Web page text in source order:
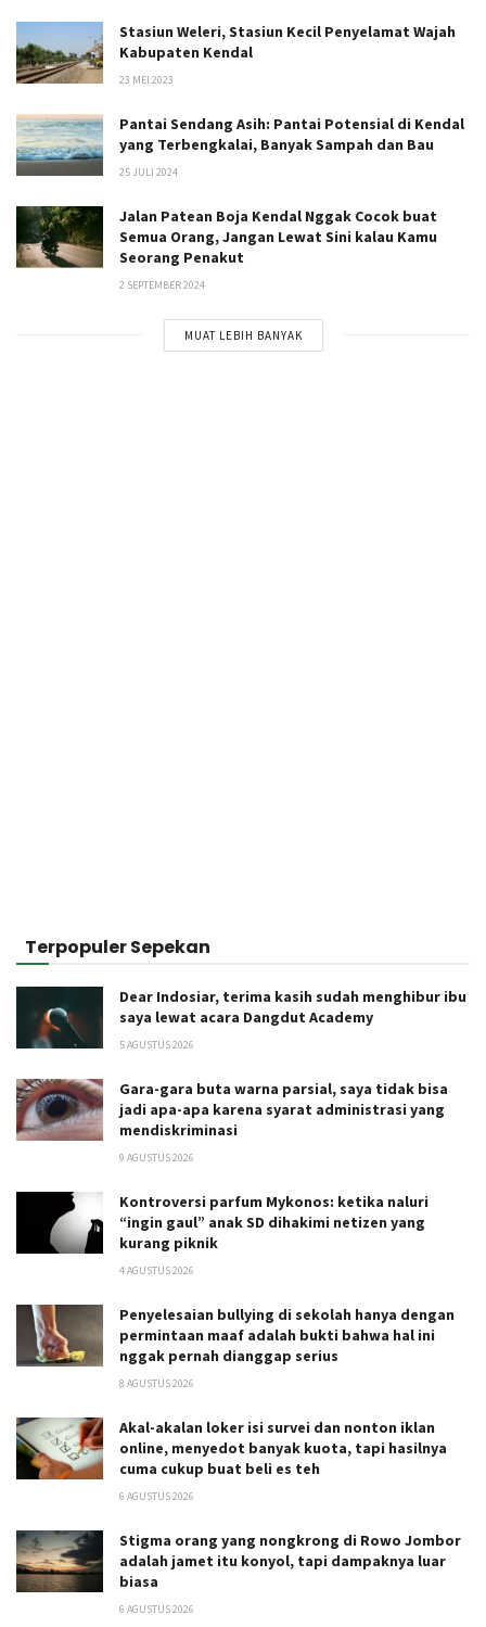
Stasiun Weleri, Stasiun Kecil Penyelamat Wajah
Kabupaten Kendal
23 MEI 2023
Pantai Sendang Asih: Pantai Potensial di Kendal
yang Terbengkalai, Banyak Sampah dan Bau
25 JULI 2024
Jalan Patean Boja Kendal Nggak Cocok buat
Semua Orang, Jangan Lewat Sini kalau Kamu
Seorang Penakut
2 SEPTEMBER 2024
MUAT LEBIH BANYAK
Terpopuler Sepekan
Dear Indosiar, terima kasih sudah menghibur ibu
saya lewat acara Dangdut Academy
5 AGUSTUS 2026
Gara-gara buta warna parsial, saya tidak bisa
jadi apa-apa karena syarat administrasi yang
mendiskriminasi
9 AGUSTUS 2026
Kontroversi parfum Mykonos: ketika naluri
“ingin gaul” anak SD dihakimi netizen yang
kurang piknik
4 AGUSTUS 2026
Penyelesaian bullying di sekolah hanya dengan
permintaan maaf adalah bukti bahwa hal ini
nggak pernah dianggap serius
8 AGUSTUS 2026
Akal-akalan loker isi survei dan nonton iklan
online, menyedot banyak kuota, tapi hasilnya
cuma cukup buat beli es teh
6 AGUSTUS 2026
Stigma orang yang nongkrong di Rowo Jombor
adalah jamet itu konyol, tapi dampaknya luar
biasa
6 AGUSTUS 2026